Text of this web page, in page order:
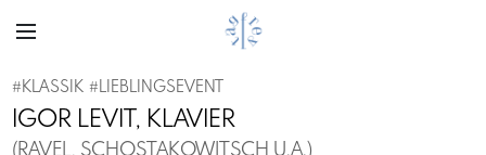
#KLASSIK #LIEBLINGSEVENT
IGOR LEVIT, KLAVIER
(RAVEL, SCHOSTAKOWITSCH U.A.)